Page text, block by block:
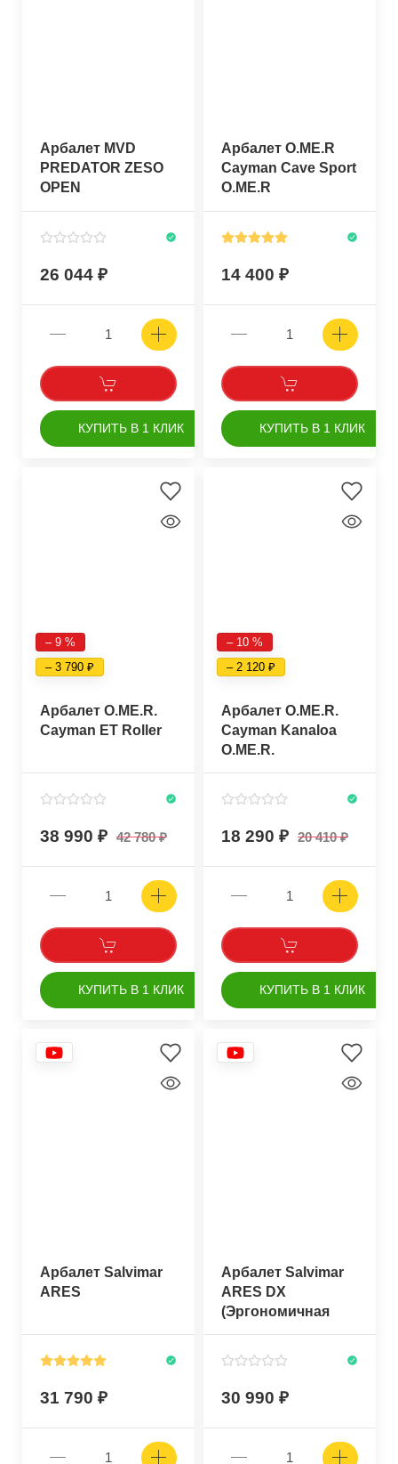
Арбалет MVD
PREDATOR ZESO
OPEN
26 044
КУПИТЬ В 1 КЛИК
Арбалет O.ME.R
Cayman Cave Sport
O.ME.R
14 400
КУПИТЬ В 1 КЛИК
– 9 %
– 3 790
Арбалет O.ME.R.
Cayman ET Roller
38 990 42 780
КУПИТЬ В 1 КЛИК
– 10 %
– 2 120
Арбалет O.ME.R.
Cayman Kanaloa
O.ME.R.
18 290 20 410
КУПИТЬ В 1 КЛИК
Арбалет Salvimar
ARES
31 790
Арбалет Salvimar
ARES DX
(Эргономичная
рукоять под
30 990